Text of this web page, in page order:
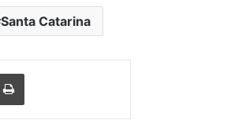
Santa Catarina